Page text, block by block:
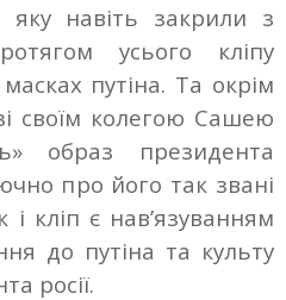
навіть закрили з
усього кліпу
путіна. Та окрім
своїм колегою Сашею
образ президента
про його так звані
і кліп є нав’язуванням
до путіна та культу
росії.